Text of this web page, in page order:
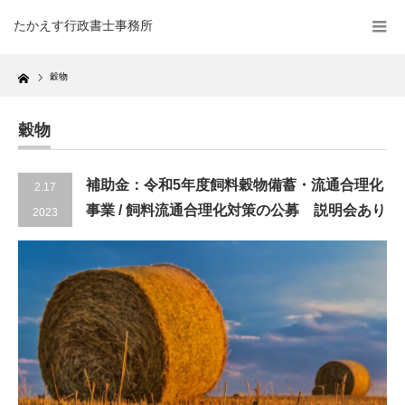
たかえす行政書士事務所
Home 穀物
穀物
2.17
2023
補助金：令和5年度飼料穀物備蓄・流通合理化
事業 / 飼料流通合理化対策の公募 説明会あり